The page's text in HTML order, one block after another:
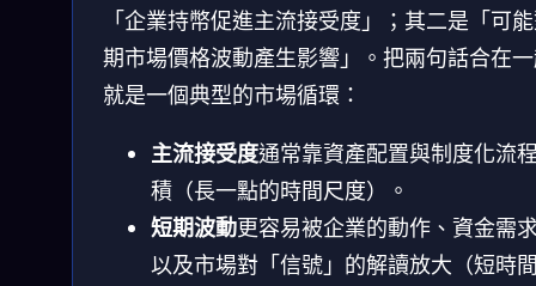
「企業持幣促進主流接受度」；其二是「可
期市場價格波動產生影響」。把兩句話合在
就是一個典型的市場循環：
主流接受度通常靠資產配置與制度化流
積（長一點的時間尺度）。
短期波動更容易被企業的動作、資金需
以及市場對「信號」的解讀放大（短時